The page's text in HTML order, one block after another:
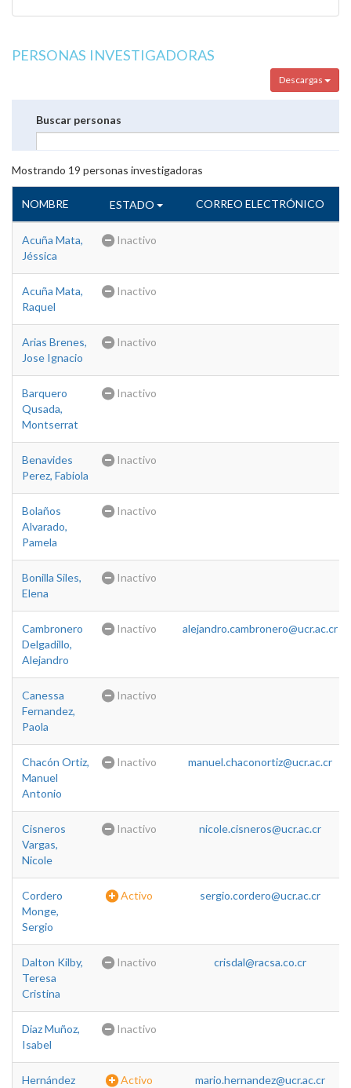
PERSONAS INVESTIGADORAS
Descargas
Buscar personas
Mostrando 19 personas investigadoras
NOMBRE ESTADO CORREO ELECTRÓNICO
Acuña Mata,
Jéssica
Inactivo
Acuña Mata,
Raquel
Inactivo
Arias Brenes,
Jose Ignacio
Inactivo
Barquero
Qusada,
Montserrat
Inactivo
Benavides
Perez, Fabiola
Inactivo
Bolaños
Alvarado,
Pamela
Inactivo
Bonilla Siles,
Elena
Inactivo
Cambronero
Delgadillo,
Alejandro
Inactivo alejandro.cambronero@ucr.ac.cr
Canessa
Fernandez,
Paola
Inactivo
Chacón Ortiz,
Manuel
Antonio
Inactivo manuel.chaconortiz@ucr.ac.cr
Cisneros
Vargas,
Nicole
Inactivo nicole.cisneros@ucr.ac.cr
Cordero
Monge,
Sergio
Activo sergio.cordero@ucr.ac.cr
Dalton Kilby,
Teresa
Cristina
Inactivo crisdal@racsa.co.cr
Diaz Muñoz,
Isabel
Inactivo
Hernández
Activo mario.hernandez@ucr.ac.cr